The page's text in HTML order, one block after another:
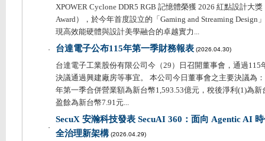
XPOWER Cyclone DDR5 RGB 記憶體榮獲 2026 紅點設計大獎
Award），於今年首度設立的「Gaming and Streaming Design
現高效能硬體與設計美學融合的卓越實力...
台達電子公布115年第一季財務報表 (2026.04.30)
台達電子工業股份有限公司今（29）日召開董事會，通過115
決議通過興建廠房等事宜。 本公司今日董事會之主要決議為
年第一季合併營業額為新台幣1,593.53億元，稅後淨利(1)為新
盈餘為新台幣7.91元...
SecuX 安瀚科技發表 SecuAI 360：面向 Agentic AI
全治理新架構(2026.04.29)